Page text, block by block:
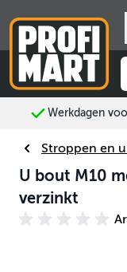
Werkdagen
Stroppen en
U bout M10
verzinkt